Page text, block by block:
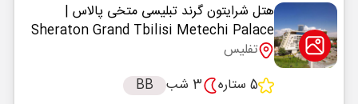
هتل شرایتون گرند تبلیسی متخی پالاس |
Sheraton Grand Tbilisi Metechi Palace
تفلیس
5 ستاره
3 شب BB